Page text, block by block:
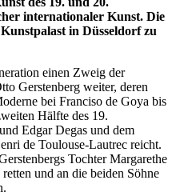
internationaler Kunst. Die
in Düsseldorf zu
einen Zweig der
Gerstenberg weiter, deren
bei Franciso de Goya bis
Hälfte des 19.
Edgar Degas und dem
de Toulouse-Lautrec reicht.
Tochter Margarethe
und an die beiden Söhne